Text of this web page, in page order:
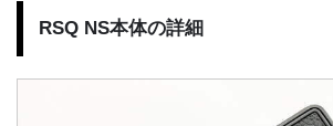
RSQ NS本体の詳細